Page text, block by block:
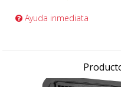
Ayuda inmediata